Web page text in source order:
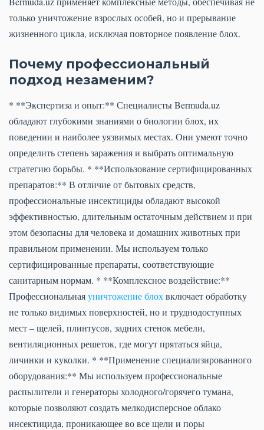
только уничтожение взрослых особей, но и прерывание
жизненного цикла, исключая повторное появление блох.
Почему профессиональный
подход незаменим?
* **Экспертиза и опыт:** Специалисты Bermuda.uz
обладают глубокими знаниями о биологии блох, их
поведении и наиболее уязвимых местах. Они умеют точно
определить степень заражения и выбрать оптимальную
стратегию борьбы. * **Использование сертифицированных
препаратов:** В отличие от бытовых средств,
профессиональные инсектициды обладают высокой
эффективностью, длительным остаточным действием и при
этом безопасны для человека и домашних животных при
правильном применении. Мы используем только
сертифицированные препараты, соответствующие
санитарным нормам. * **Комплексное воздействие:**
Профессиональнаяуничтожение блохвключает обработку
не только видимых поверхностей, но и труднодоступных
мест – щелей, плинтусов, задних стенок мебели,
вентиляционных решеток, где могут прятаться яйца,
личинки и куколки. * **Применение специализированного
оборудования:** Мы используем профессиональные
распылители и генераторы холодного/горячего тумана,
которые позволяют создать мелкодисперсное облако
инсектицида, проникающее во все щели и поры